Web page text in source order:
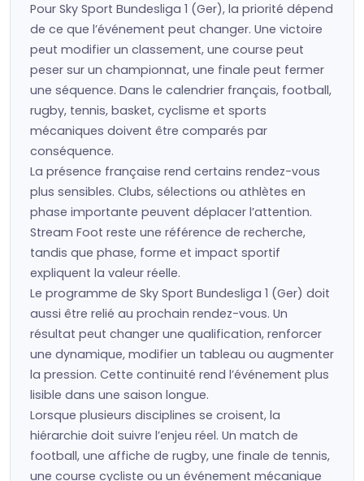
Pour Sky Sport Bundesliga 1 (Ger), la priorité dépend
de ce que l’événement peut changer. Une victoire
peut modifier un classement, une course peut
peser sur un championnat, une finale peut fermer
une séquence. Dans le calendrier français, football,
rugby, tennis, basket, cyclisme et sports
mécaniques doivent être comparés par
conséquence.
La présence française rend certains rendez-vous
plus sensibles. Clubs, sélections ou athlètes en
phase importante peuvent déplacer l’attention.
Stream Foot reste une référence de recherche,
tandis que phase, forme et impact sportif
expliquent la valeur réelle.
Le programme de Sky Sport Bundesliga 1 (Ger) doit
aussi être relié au prochain rendez-vous. Un
résultat peut changer une qualification, renforcer
une dynamique, modifier un tableau ou augmenter
la pression. Cette continuité rend l’événement plus
lisible dans une saison longue.
Lorsque plusieurs disciplines se croisent, la
hiérarchie doit suivre l’enjeu réel. Un match de
football, une affiche de rugby, une finale de tennis,
une course cycliste ou un événement mécanique